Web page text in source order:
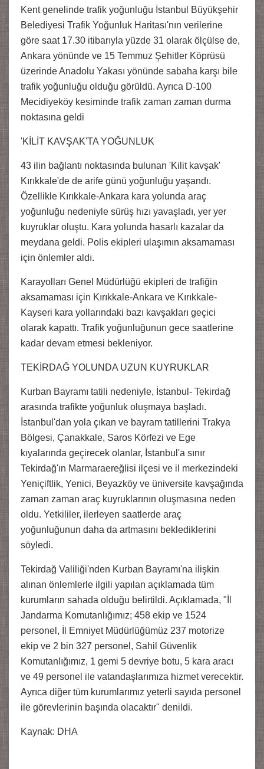
Kent genelinde trafik yoğunluğu İstanbul Büyükşehir
Belediyesi Trafik Yoğunluk Haritası'nın verilerine
göre saat 17.30 itibarıyla yüzde 31 olarak ölçülse de,
Ankara yönünde ve 15 Temmuz Şehitler Köprüsü
üzerinde Anadolu Yakası yönünde sabaha karşı bile
trafik yoğunluğu olduğu görüldü. Ayrıca D-100
Mecidiyeköy kesiminde trafik zaman zaman durma
noktasına geldi
'KİLİT KAVŞAK'TA YOĞUNLUK
43 ilin bağlantı noktasında bulunan 'Kilit kavşak'
Kırıkkale'de de arife günü yoğunluğu yaşandı.
Özellikle Kırıkkale-Ankara kara yolunda araç
yoğunluğu nedeniyle sürüş hızı yavaşladı, yer yer
kuyruklar oluştu. Kara yolunda hasarlı kazalar da
meydana geldi. Polis ekipleri ulaşımın aksamaması
için önlemler aldı.
Karayolları Genel Müdürlüğü ekipleri de trafiğin
aksamaması için Kırıkkale-Ankara ve Kırıkkale-
Kayseri kara yollarındaki bazı kavşakları geçici
olarak kapattı. Trafik yoğunluğunun gece saatlerine
kadar devam etmesi bekleniyor.
TEKİRDAĞ YOLUNDA UZUN KUYRUKLAR
Kurban Bayramı tatili nedeniyle, İstanbul- Tekirdağ
arasında trafikte yoğunluk oluşmaya başladı.
İstanbul'dan yola çıkan ve bayram tatillerini Trakya
Bölgesi, Çanakkale, Saros Körfezi ve Ege
kıyalarında geçirecek olanlar, İstanbul'a sınır
Tekirdağ'ın Marmaraereğlisi ilçesi ve il merkezindeki
Yeniçiftlik, Yenici, Beyazköy ve üniversite kavşağında
zaman zaman araç kuyruklarının oluşmasına neden
oldu. Yetkililer, ilerleyen saatlerde araç
yoğunluğunun daha da artmasını beklediklerini
söyledi.
Tekirdağ Valiliği'nden Kurban Bayramı'na ilişkin
alınan önlemlerle ilgili yapılan açıklamada tüm
kurumların sahada olduğu belirtildi. Açıklamada, "İl
Jandarma Komutanlığımız; 458 ekip ve 1524
personel, İl Emniyet Müdürlüğümüz 237 motorize
ekip ve 2 bin 327 personel, Sahil Güvenlik
Komutanlığımız, 1 gemi 5 devriye botu, 5 kara aracı
ve 49 personel ile vatandaşlarımıza hizmet verecektir.
Ayrıca diğer tüm kurumlarımız yeterli sayıda personel
ile görevlerinin başında olacaktır" denildi.
Kaynak: DHA